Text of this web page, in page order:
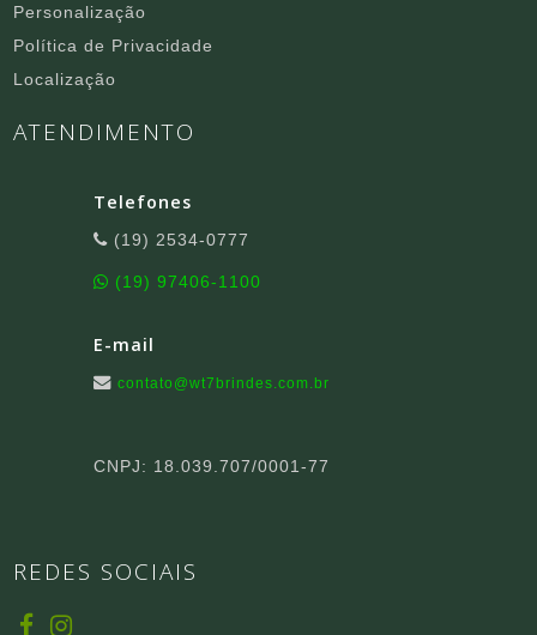
Personalização
Política de Privacidade
Localização
ATENDIMENTO
Telefones
(19) 2534-0777
(19) 97406-1100
E-mail
contato@wt7brindes.com.br
CNPJ: 18.039.707/0001-77
REDES SOCIAIS